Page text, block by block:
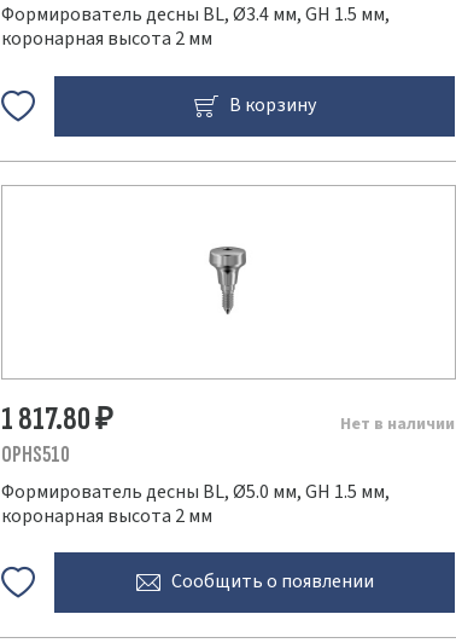
Формирователь десны BL, Ø3.4 мм, GH 1.5 мм,
коронарная высота 2 мм
В корзину
Нет в наличии
1 817.80₽
OPHS510
Формирователь десны BL, Ø5.0 мм, GH 1.5 мм,
коронарная высота 2 мм
Сообщитьо появлении